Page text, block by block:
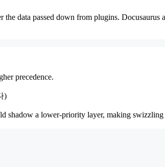
the data passed down from plugins.
precedence.
)
shadow a lower-priority layer, making